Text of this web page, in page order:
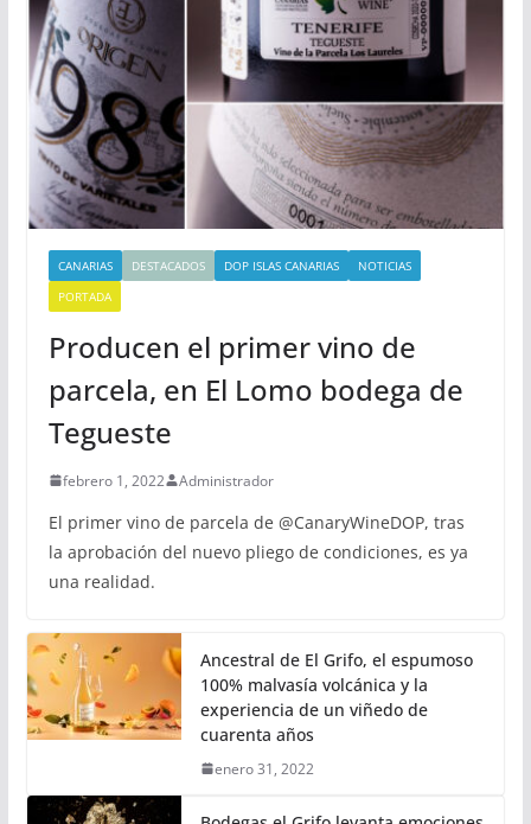
CANARIAS DESTACADOS DOP ISLAS CANARIAS
NOTICIAS
PORTADA
Producen el primer vino de
parcela, en El Lomo bodega de
Tegueste
febrero 1, 2022 Administrador
El primer vino de parcela de @CanaryWineDOP, tras
la aprobación del nuevo pliego de condiciones, es ya
una realidad.
Ancestral de El Grifo, el espumoso
100% malvasía volcánica y la
experiencia de un viñedo de
cuarenta años
enero 31, 2022